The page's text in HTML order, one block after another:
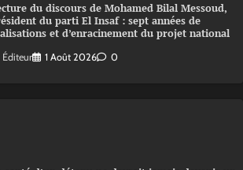
du discours de Mohamed Bilal Messoud,
du parti El Insaf : sept années de
et d’enracinement du projet national
Éditeur 1 Août 2026 0